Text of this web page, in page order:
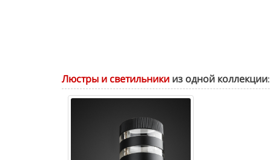
Люстры и светильники из одной коллекции: